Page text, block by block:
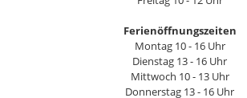
Ferienöffnungszeiten
Montag 10 - 16 Uhr
Dienstag 13 - 16 Uhr
Mittwoch 10 - 13 Uhr
Donnerstag 13 - 16 Uhr